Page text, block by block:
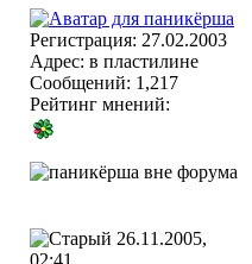
Регистрация: 27.02.2003
Адрес: в пластилине
Сообщений: 1,217
Рейтинг мнений:
26.11.2005,
02:41